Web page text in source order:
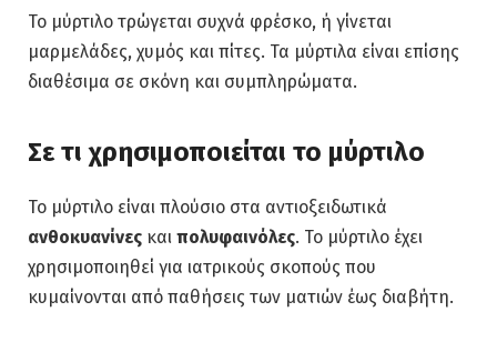
Το μύρτιλο τρώγεται συχνά φρέσκο, ή γίνεται
μαρμελάδες, χυμός και πίτες. Τα μύρτιλα είναι επίσης
διαθέσιμα σε σκόνη και συμπληρώματα.
Σε τι χρησιμοποιείται το μύρτιλο
Το μύρτιλο είναι πλούσιο στα αντιοξειδωτικά
ανθοκυανίνες και πολυφαινόλες. Το μύρτιλο έχει
χρησιμοποιηθεί για ιατρικούς σκοπούς που
κυμαίνονται από παθήσεις των ματιών έως διαβήτη.